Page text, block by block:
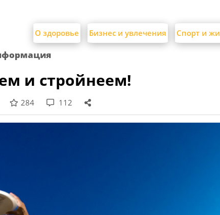
О здоровье Бизнес и увлечения Спорт и
и стройнеем!
284 112